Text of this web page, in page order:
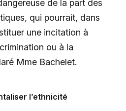
de la part des
qui pourrait, dans
une incitation à
ou à la
Mme Bachelet.
l’ethnicité